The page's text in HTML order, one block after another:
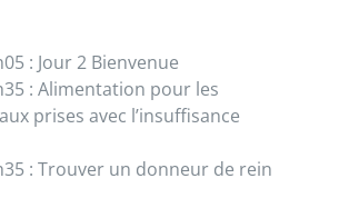
: Jour 2 Bienvenue
: Alimentation pour les
prises avec l’insuffisance
: Trouver un donneur de rein